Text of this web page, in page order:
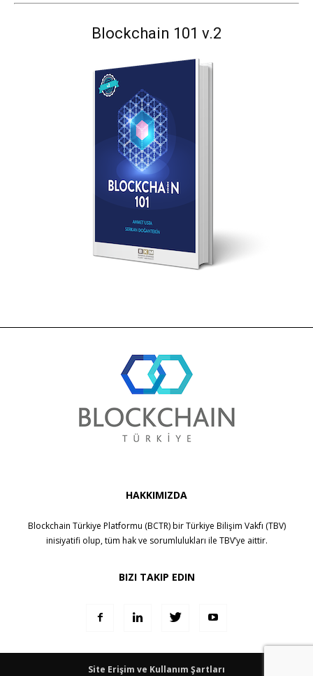
Blockchain 101 v.2
HAKKIMIZDA
Blockchain Türkiye Platformu (BCTR) birTürkiye Bilişim Vakfı (TBV)
inisiyatifi olup, tüm hak ve sorumlulukları ile TBV’ye aittir.
BIZI TAKIP EDIN
Site Erişim ve Kullanım Şartları